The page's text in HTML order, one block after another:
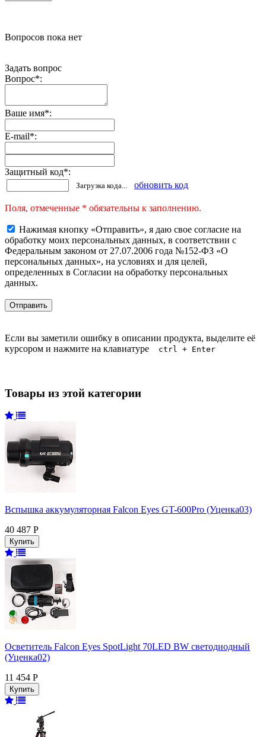
Вопросов пока нет
Задать вопрос
Вопрос*:
Ваше имя*:
E-mail*:
Защитный код*:
Загрузка кода... обновить код
Поля, отмеченные * обязательны к заполнению.
Нажимая кнопку «Отправить», я даю свое согласие на
обработку моих персональных данных, в соответствии с
Федеральным законом от 27.07.2006 года №152-ФЗ «О
персональных данных», на условиях и для целей,
определенных в Согласии на обработку персональных
данных.
Если вы заметили ошибку в описании продукта, выделите её
курсором и нажмите на клавиатуре
ctrl + Enter
Товары из этой категории
Вспышка аккумуляторная Falcon Eyes GT-600Pro (Уценка03)
40 487 Р
Осветитель Falcon Eyes SpotLight 70LED BW светодиодный
(Уценка02)
11 454 Р